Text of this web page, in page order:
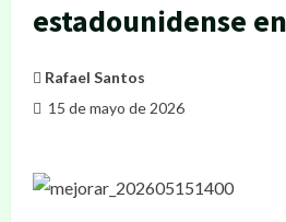
estadounidense
Rafael Santos
15 de mayo de 2026